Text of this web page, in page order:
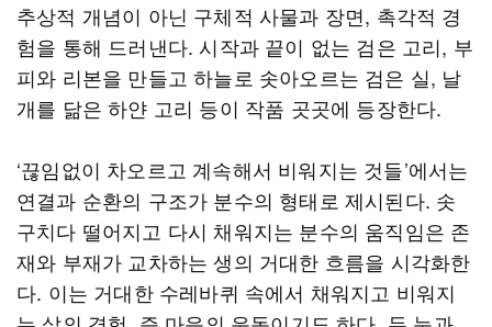
추상적 개념이 아닌 구체적 사물과 장면, 촉각적 경
험을 통해 드러낸다. 시작과 끝이 없는 검은 고리, 부
피와 리본을 만들고 하늘로 솟아오르는 검은 실, 날
개를 닮은 하얀 고리 등이 작품 곳곳에 등장한다.
‘끊임없이 차오르고 계속해서 비워지는 것들’에서는
연결과 순환의 구조가 분수의 형태로 제시된다. 솟
구치다 떨어지고 다시 채워지는 분수의 움직임은 존
재와 부재가 교차하는 생의 거대한 흐름을 시각화한
다. 이는 거대한 수레바퀴 속에서 채워지고 비워지